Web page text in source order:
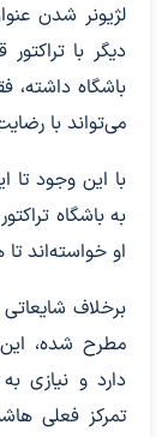
لژیونر شدن
دیگر با
باشگاه داشته،
می‌تواند با
با این وجود تا
به باشگاه
او خواسته‌اند
برخلاف شایعاتی
مطرح شده، این
دارد و نیازی
تمرکز فعلی